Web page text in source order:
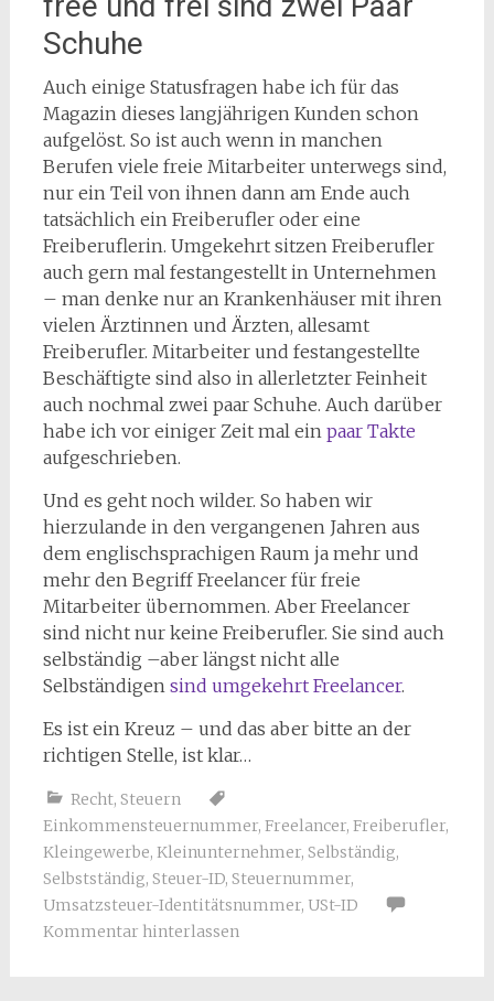
Schuhe
Auch einige Statusfragen habe ich für das
Magazin dieses langjährigen Kunden schon
aufgelöst. So ist auch wenn in manchen
Berufen viele freie Mitarbeiter unterwegs sind,
nur ein Teil von ihnen dann am Ende auch
tatsächlich ein Freiberufler oder eine
Freiberuflerin. Umgekehrt sitzen Freiberufler
auch gern mal festangestellt in Unternehmen
– man denke nur an Krankenhäuser mit ihren
vielen Ärztinnen und Ärzten, allesamt
Freiberufler. Mitarbeiter und festangestellte
Beschäftigte sind also in allerletzter Feinheit
auch nochmal zwei paar Schuhe. Auch darüber
habe ich vor einiger Zeit mal ein paar Takte
aufgeschrieben.
Und es geht noch wilder. So haben wir
hierzulande in den vergangenen Jahren aus
dem englischsprachigen Raum ja mehr und
mehr den Begriff Freelancer für freie
Mitarbeiter übernommen. Aber Freelancer
sind nicht nur keine Freiberufler. Sie sind auch
selbständig –aber längst nicht alle
Selbständigen sind umgekehrt Freelancer.
Es ist ein Kreuz – und das aber bitte an der
richtigen Stelle, ist klar…
Recht, Steuern
Einkommensteuernummer, Freelancer, Freiberufler,
Kleingewerbe, Kleinunternehmer, Selbständig,
Selbstständig, Steuer-ID, Steuernummer,
Umsatzsteuer-Identitätsnummer, USt-ID
Kommentar hinterlassen